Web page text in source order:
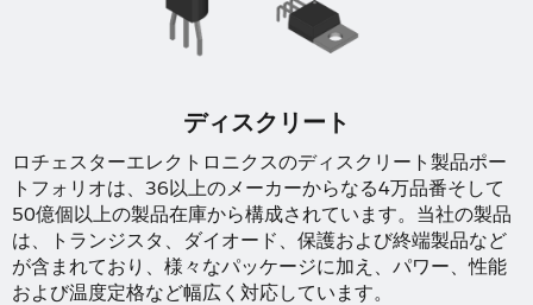
ディスクリート
ロチェスターエレクトロニクスのディスクリート製品ポー
トフォリオは、36以上のメーカーからなる4万品番そして
50億個以上の製品在庫から構成されています。当社の製品
は、トランジスタ、ダイオード、保護および終端製品など
が含まれており、様々なパッケージに加え、パワー、性能
および温度定格など幅広く対応しています。